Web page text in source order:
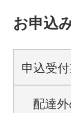
お申込
申込受
配達